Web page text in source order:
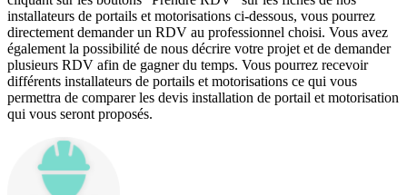
installateurs de portails et motorisations ci-dessous, vous pourrez
directement demander un RDV au professionnel choisi. Vous avez
également la possibilité de nous décrire votre projet et de demander
plusieurs RDV afin de gagner du temps. Vous pourrez recevoir
différents installateurs de portails et motorisations ce qui vous
permettra de comparer les devis installation de portail et motorisation
qui vous seront proposés.